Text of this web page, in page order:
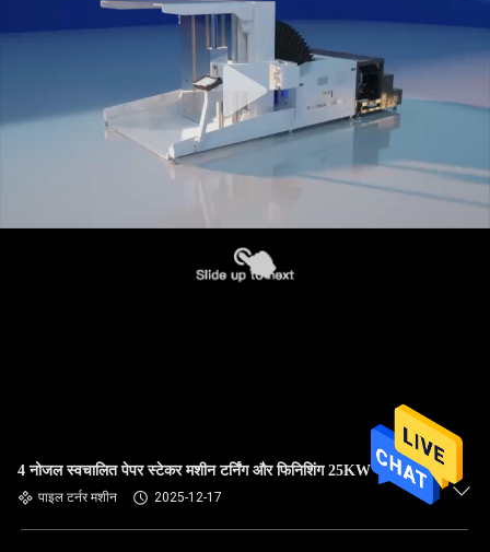
4 नोजल स्वचालित पेपर स्टेकर मशीन टर्निंग और फिनिशिंग 25KW
पाइल टर्नर मशीन 2025-12-17